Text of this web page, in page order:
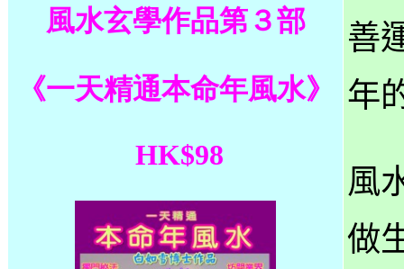
風水玄學作品第３部
《一天精通本命年風水》
HK$98
善
年
風
做